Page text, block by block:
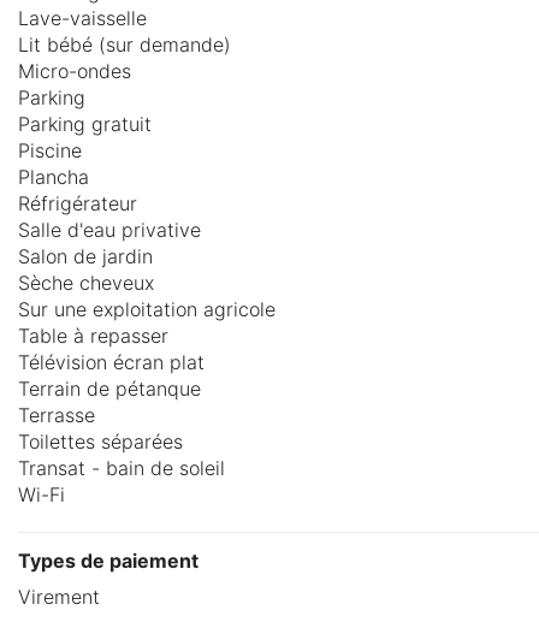
Lave-vaisselle
Lit bébé (sur demande)
Micro-ondes
Parking
Parking gratuit
Piscine
Plancha
Réfrigérateur
Salle d'eau privative
Salon de jardin
Sèche cheveux
Sur une exploitation agricole
Table à repasser
Télévision écran plat
Terrain de pétanque
Terrasse
Toilettes séparées
Transat - bain de soleil
Wi-Fi
Types de paiement
Virement